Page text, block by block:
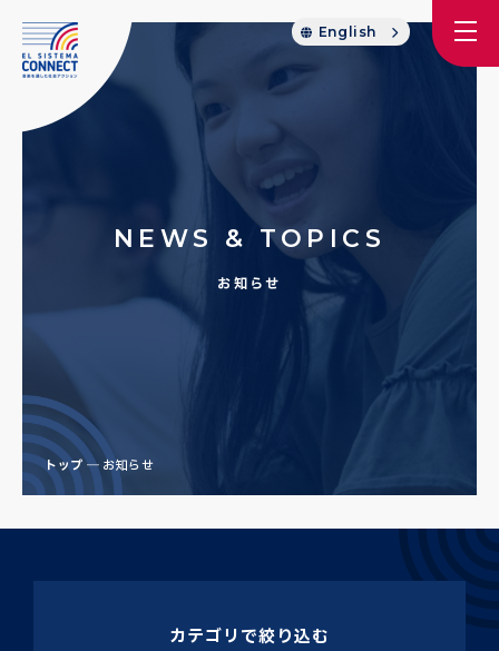
English
NEWS & TOPICS
お知らせ
トップ お知らせ
カテゴリで絞り込む